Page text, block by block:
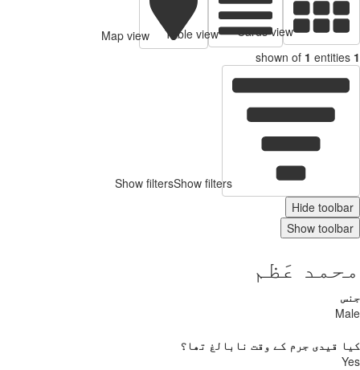
Cards view
Table view
Map view
shown of 1
Show filtersShow filters
Hide
Show
عَظم
قیدی جرم کے وقت نابالغ تھا؟